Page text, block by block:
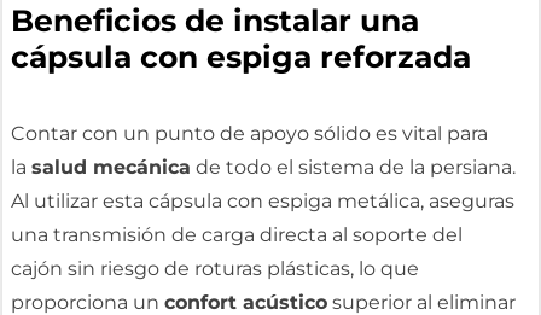
Beneficios de instalar una
cápsula con espiga reforzada
Contar con un punto de apoyo sólido es vital para
lasalud mecánica de todo el sistema de la persiana.
Al utilizar esta cápsula con espiga metálica, aseguras
una transmisión de carga directa al soporte del
cajón sin riesgo de roturas plásticas, lo que
proporciona unconfort acústico superior al eliminar